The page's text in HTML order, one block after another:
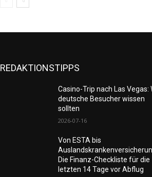
REDAKTIONSTIPPS
Casino-Trip nach Las Vegas:
deutsche Besucher wissen
sollten
2026-07-16
Von ESTA bis
Die Finanz-Checkliste für die
letzten 14 Tage vor Abflug